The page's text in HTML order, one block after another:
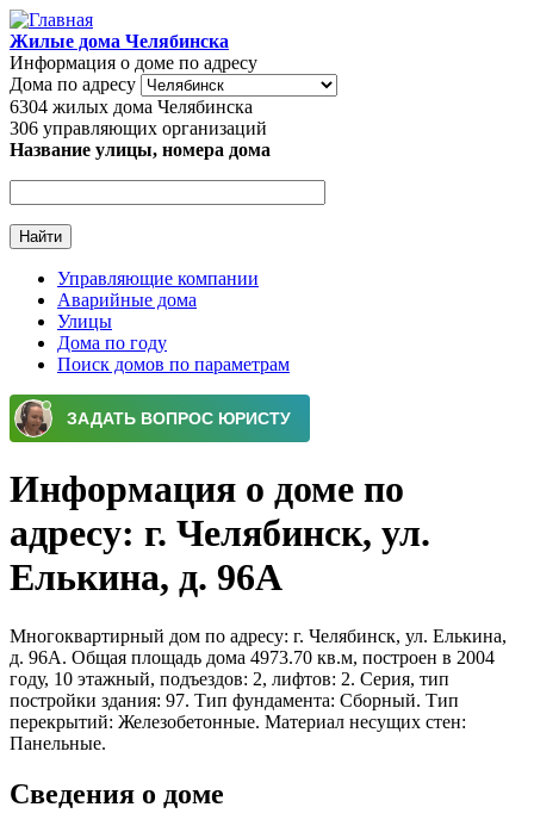
Перейти к основному содержанию
Жилые дома Челябинска
Информация о доме по адресу
Дома по адресу
6304 жилых дома Челябинска
306 управляющих организаций
Название улицы, номера дома
Главное меню
Управляющие компании
Аварийные дома
Улицы
Дома по году
Поиск домов по параметрам
Информация о доме по
адресу: г. Челябинск, ул.
Елькина, д. 96А
Многоквартирный дом по адресу: г. Челябинск, ул. Елькина,
д. 96А. Общая площадь дома 4973.70 кв.м, построен в 2004
году, 10 этажный, подъездов: 2, лифтов: 2. Серия, тип
постройки здания: 97. Тип фундамента: Сборный. Тип
перекрытий: Железобетонные. Материал несущих стен:
Панельные.
Сведения о доме